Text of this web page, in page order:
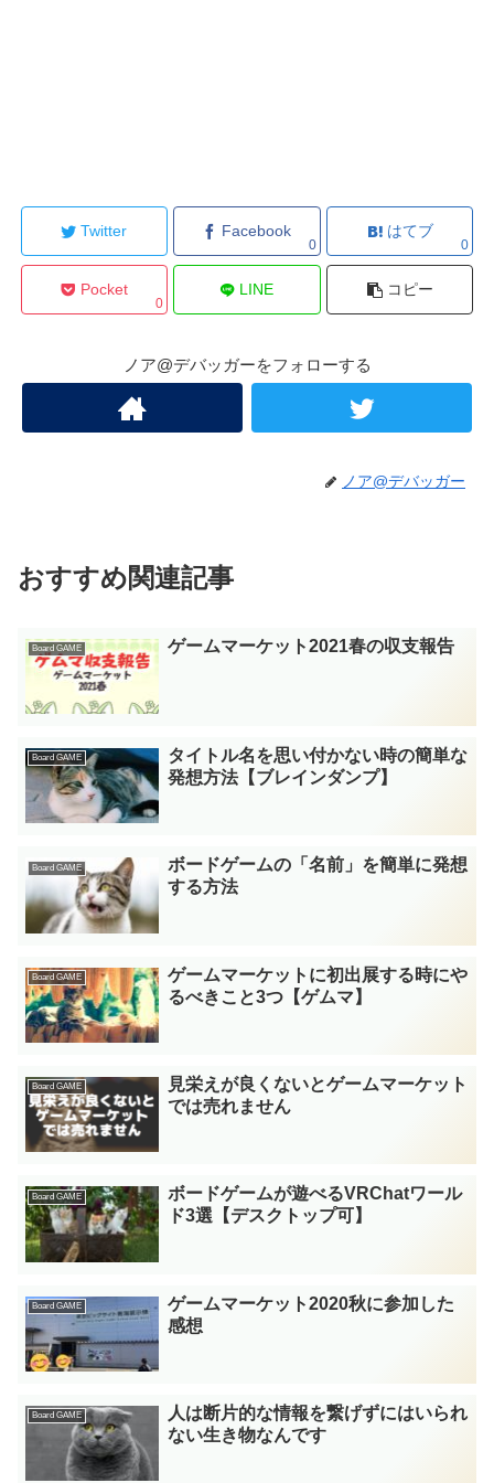
Twitter Facebook
0
はてブ
0
Pocket
0
LINE コピー
ノア@デバッガーをフォローする
ノア@デバッガー
おすすめ関連記事
Board GAME ゲームマーケット2021春の収支報告
Board GAME
タイトル名を思い付かない時の簡単な
発想方法【ブレインダンプ】
Board GAME
ボードゲームの「名前」を簡単に発想
する方法
Board GAME
ゲームマーケットに初出展する時にや
るべきこと3つ【ゲムマ】
Board GAME
見栄えが良くないとゲームマーケット
では売れません
Board GAME
ボードゲームが遊べるVRChatワール
ド3選【デスクトップ可】
Board GAME
ゲームマーケット2020秋に参加した
感想
Board GAME
人は断片的な情報を繋げずにはいられ
ない生き物なんです